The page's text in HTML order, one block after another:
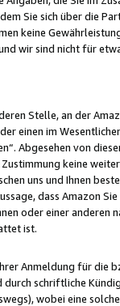
Sie sich über die
keine
wir sind nicht für
Stelle, an der
einen im
Abgesehen von
keine
uns und Ihnen
dass Amazon
oder einer
ist.
Anmeldung für die
schriftliche
wobei eine